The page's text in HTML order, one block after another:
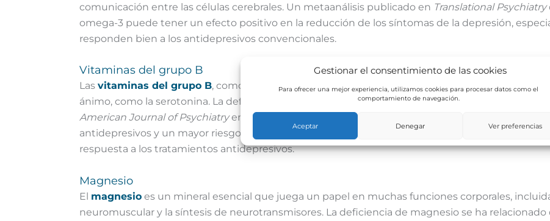
Gestionar el consentimiento de las cookies
Para ofrecer una mejor experiencia, utilizamos cookies para procesar datos como el
comportamiento de navegación.
Aceptar Denegar Ver preferencias
comunicación entre las células cerebrales. Un metaanálisis publicado en Translational Psychiatry
omega-3 puede tener un efecto positivo en la reducción de los síntomas de la depresión,
responden bien a los antidepresivos convencionales.
Vitaminas del grupo B
Las vitaminas del grupo B, como la B6, B12 y el folato, son cruciales para la producción de
ánimo, como la serotonina. La deficiencia de estas vitaminas se ha asociado con un mayor
American Journal of Psychiatryencontró que los niveles bajos de folato estaban asociados con
antidepresivos y un mayor riesgo de recaída en pacientes con depresión. La suplementación
respuesta a los tratamientos antidepresivos.
Magnesio
El magnesio es un mineral esencial que juega un papel en muchas funciones corporales,
neuromuscular y la síntesis de neurotransmisores. La deficiencia de magnesio se ha